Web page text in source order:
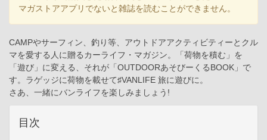
マガストアアプリでないと雑誌を読むことができません。
CAMPやサーフィン、釣り等、アウトドアアクティビティーとクル
マを愛する人に贈るカーライフ・マガジン。「荷物を積む」を
「遊び」に変える、それが「OUTDOORあそびーくるBOOK」で
す。ラゲッジに荷物を載せて♯VANLIFE 旅に遊びに。
さあ、一緒にバンライフを楽しみましょう!
目次